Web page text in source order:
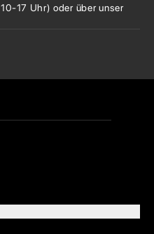
17 Uhr) oder überunser